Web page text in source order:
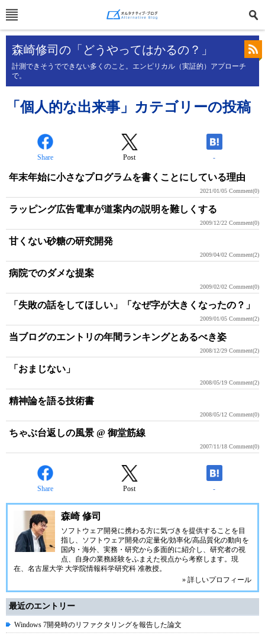
森崎修司の「どうやってはかるの？」
計測できそうでできない多くのこと。エンピリカル（実証的）アプローチ
で。
「個人的な出来事」カテゴリーの投稿
Share Post -
年末年始に小さなプログラムを書くことにしている理由
2021/01/05 Comment(0)
ラッピング広告電車が道案内の説明を難しくする
2009/12/22 Comment(0)
甘くない砂糖の研究開発
2009/04/02 Comment(2)
病院でのダメな提案
2009/02/02 Comment(0)
「失敗の話をしてほしい」「なぜ字が大きくなったの？」
2009/01/05 Comment(2)
当ブログのエントリの年間ランキングとあるべき姿
2008/12/29 Comment(2)
「おまじない」
2008/05/19 Comment(2)
精神論を語る技術書
2008/05/12 Comment(0)
ちゃぶ台返しの風景 @ 御堂筋線
2007/11/18 Comment(0)
Share Post -
森崎 修司
ソフトウェア開発に携わる方に気づきを提供することを目
指し、ソフトウェア開発の定量化/効率化/高品質化の動向を
国内・海外、実務・研究から多面的に紹介し、研究者の視
点、自身の業務経験をふまえた視点から考察します。現
在、名古屋大学 大学院情報科学研究科 准教授。
» 詳しいプロフィール
最近のエントリー
Windows 7開発時のリファクタリングを報告した論文